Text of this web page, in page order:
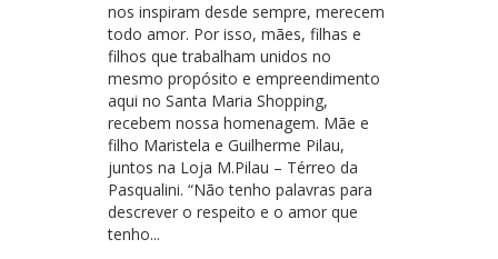
nos inspiram desde sempre, merecem
todo amor. Por isso, mães, filhas e
filhos que trabalham unidos no
mesmo propósito e empreendimento
aqui no Santa Maria Shopping,
recebem nossa homenagem. Mãe e
filho Maristela e Guilherme Pilau,
juntos na Loja M.Pilau – Térreo da
Pasqualini. “Não tenho palavras para
descrever o respeito e o amor que
tenho...